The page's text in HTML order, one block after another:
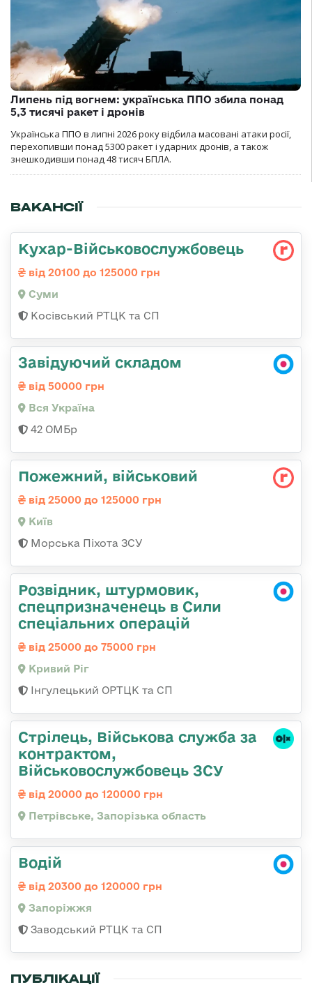
Липень під вогнем: українська ППО збила понад
5,3 тисячі ракет і дронів
Українська ППО в липні 2026 року відбила масовані атаки росії,
перехопивши понад 5300 ракет і ударних дронів, а також
знешкодивши понад 48 тисяч БПЛА.
ВАКАНСІЇ
Кухар-Військовослужбовець
від 20100 до 125000 грн
Суми
Косівський РТЦК та СП
Завідуючий складом
від 50000 грн
Вся Україна
42 ОМБр
Пожежний, військовий
від 25000 до 125000 грн
Київ
Морська Піхота ЗСУ
Розвідник, штурмовик,
спецпризначенець в Сили
спеціальних операцій
від 25000 до 75000 грн
Кривий Ріг
Інгулецький ОРТЦК та СП
Стрілець, Військова служба за
контрактом,
Військовослужбовець ЗСУ
від 20000 до 120000 грн
Петрівське, Запорізька область
Водій
від 20300 до 120000 грн
Запоріжжя
Заводський РТЦК та СП
ПУБЛІКАЦІЇ